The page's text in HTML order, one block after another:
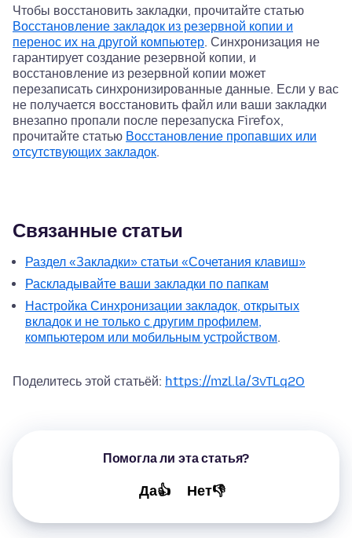
Чтобы восстановить закладки, прочитайте статью
Восстановление закладок из резервной копии и
перенос их на другой компьютер. Синхронизация не
гарантирует создание резервной копии, и
восстановление из резервной копии может
перезаписать синхронизированные данные. Если у вас
не получается восстановить файл или ваши закладки
внезапно пропали после перезапуска Firefox,
прочитайте статью Восстановление пропавших или
отсутствующих закладок.
Связанные статьи
Раздел «Закладки» статьи «Сочетания клавиш»
Раскладывайте ваши закладки по папкам
Настройка Синхронизации закладок, открытых
вкладок и не только с другим профилем,
компьютером или мобильным устройством.
Поделитесь этой статьёй: https://mzl.la/3vTLq2O
Помогла ли эта статья?
Да👍 Нет👎